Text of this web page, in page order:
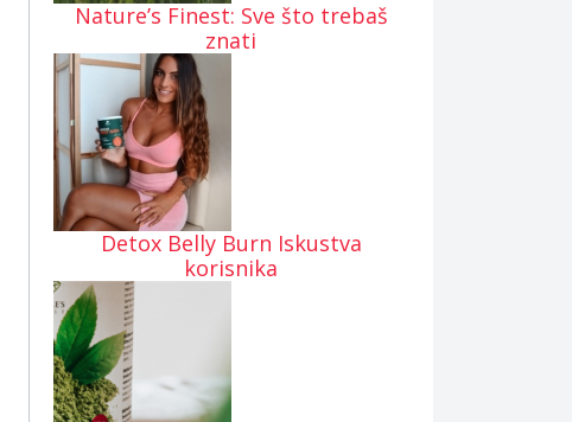
Nature’s Finest: Sve što trebaš
znati
Detox Belly Burn Iskustva
korisnika